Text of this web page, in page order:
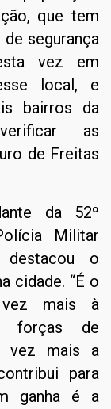
que tem
segurança
vez em
local, e
bairros da
as
de Freitas
da 52º
Militar
destacou o
cidade. “É o
mais à
forças de
vez mais a
para
ganha é a